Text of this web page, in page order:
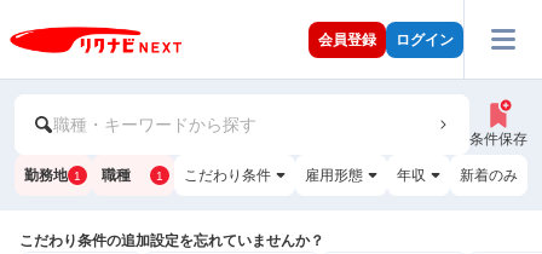
会員登録 ログイン
職種・キーワードから探す
条件保存
勤務地 1 職種 1 こだわり条件 雇用形態 年収 新着のみ
こだわり条件の追加設定を忘れていませんか？